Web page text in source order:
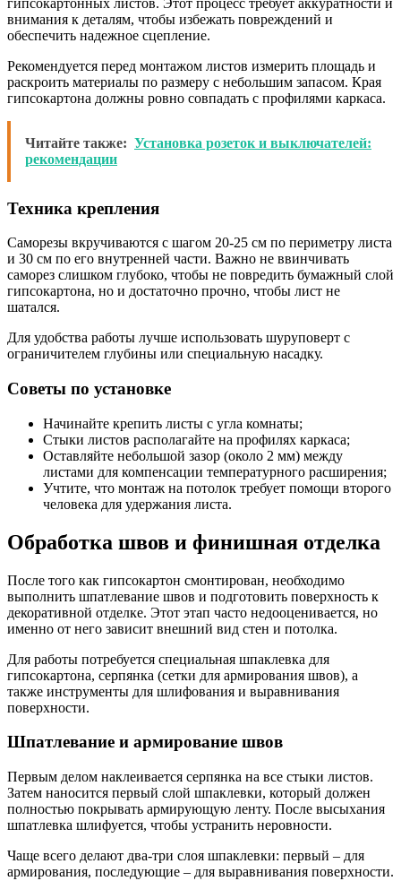
гипсокартонных листов. Этот процесс требует аккуратности и
внимания к деталям, чтобы избежать повреждений и
обеспечить надежное сцепление.
Рекомендуется перед монтажом листов измерить площадь и
раскроить материалы по размеру с небольшим запасом. Края
гипсокартона должны ровно совпадать с профилями каркаса.
Читайте также: Установка розеток и выключателей:
рекомендации
Техника крепления
Саморезы вкручиваются с шагом 20-25 см по периметру листа
и 30 см по его внутренней части. Важно не ввинчивать
саморез слишком глубоко, чтобы не повредить бумажный слой
гипсокартона, но и достаточно прочно, чтобы лист не
шатался.
Для удобства работы лучше использовать шуруповерт с
ограничителем глубины или специальную насадку.
Советы по установке
Начинайте крепить листы с угла комнаты;
Стыки листов располагайте на профилях каркаса;
Оставляйте небольшой зазор (около 2 мм) между
листами для компенсации температурного расширения;
Учтите, что монтаж на потолок требует помощи второго
человека для удержания листа.
Обработка швов и финишная отделка
После того как гипсокартон смонтирован, необходимо
выполнить шпатлевание швов и подготовить поверхность к
декоративной отделке. Этот этап часто недооценивается, но
именно от него зависит внешний вид стен и потолка.
Для работы потребуется специальная шпаклевка для
гипсокартона, серпянка (сетки для армирования швов), а
также инструменты для шлифования и выравнивания
поверхности.
Шпатлевание и армирование швов
Первым делом наклеивается серпянка на все стыки листов.
Затем наносится первый слой шпаклевки, который должен
полностью покрывать армирующую ленту. После высыхания
шпатлевка шлифуется, чтобы устранить неровности.
Чаще всего делают два-три слоя шпаклевки: первый – для
армирования, последующие – для выравнивания поверхности.